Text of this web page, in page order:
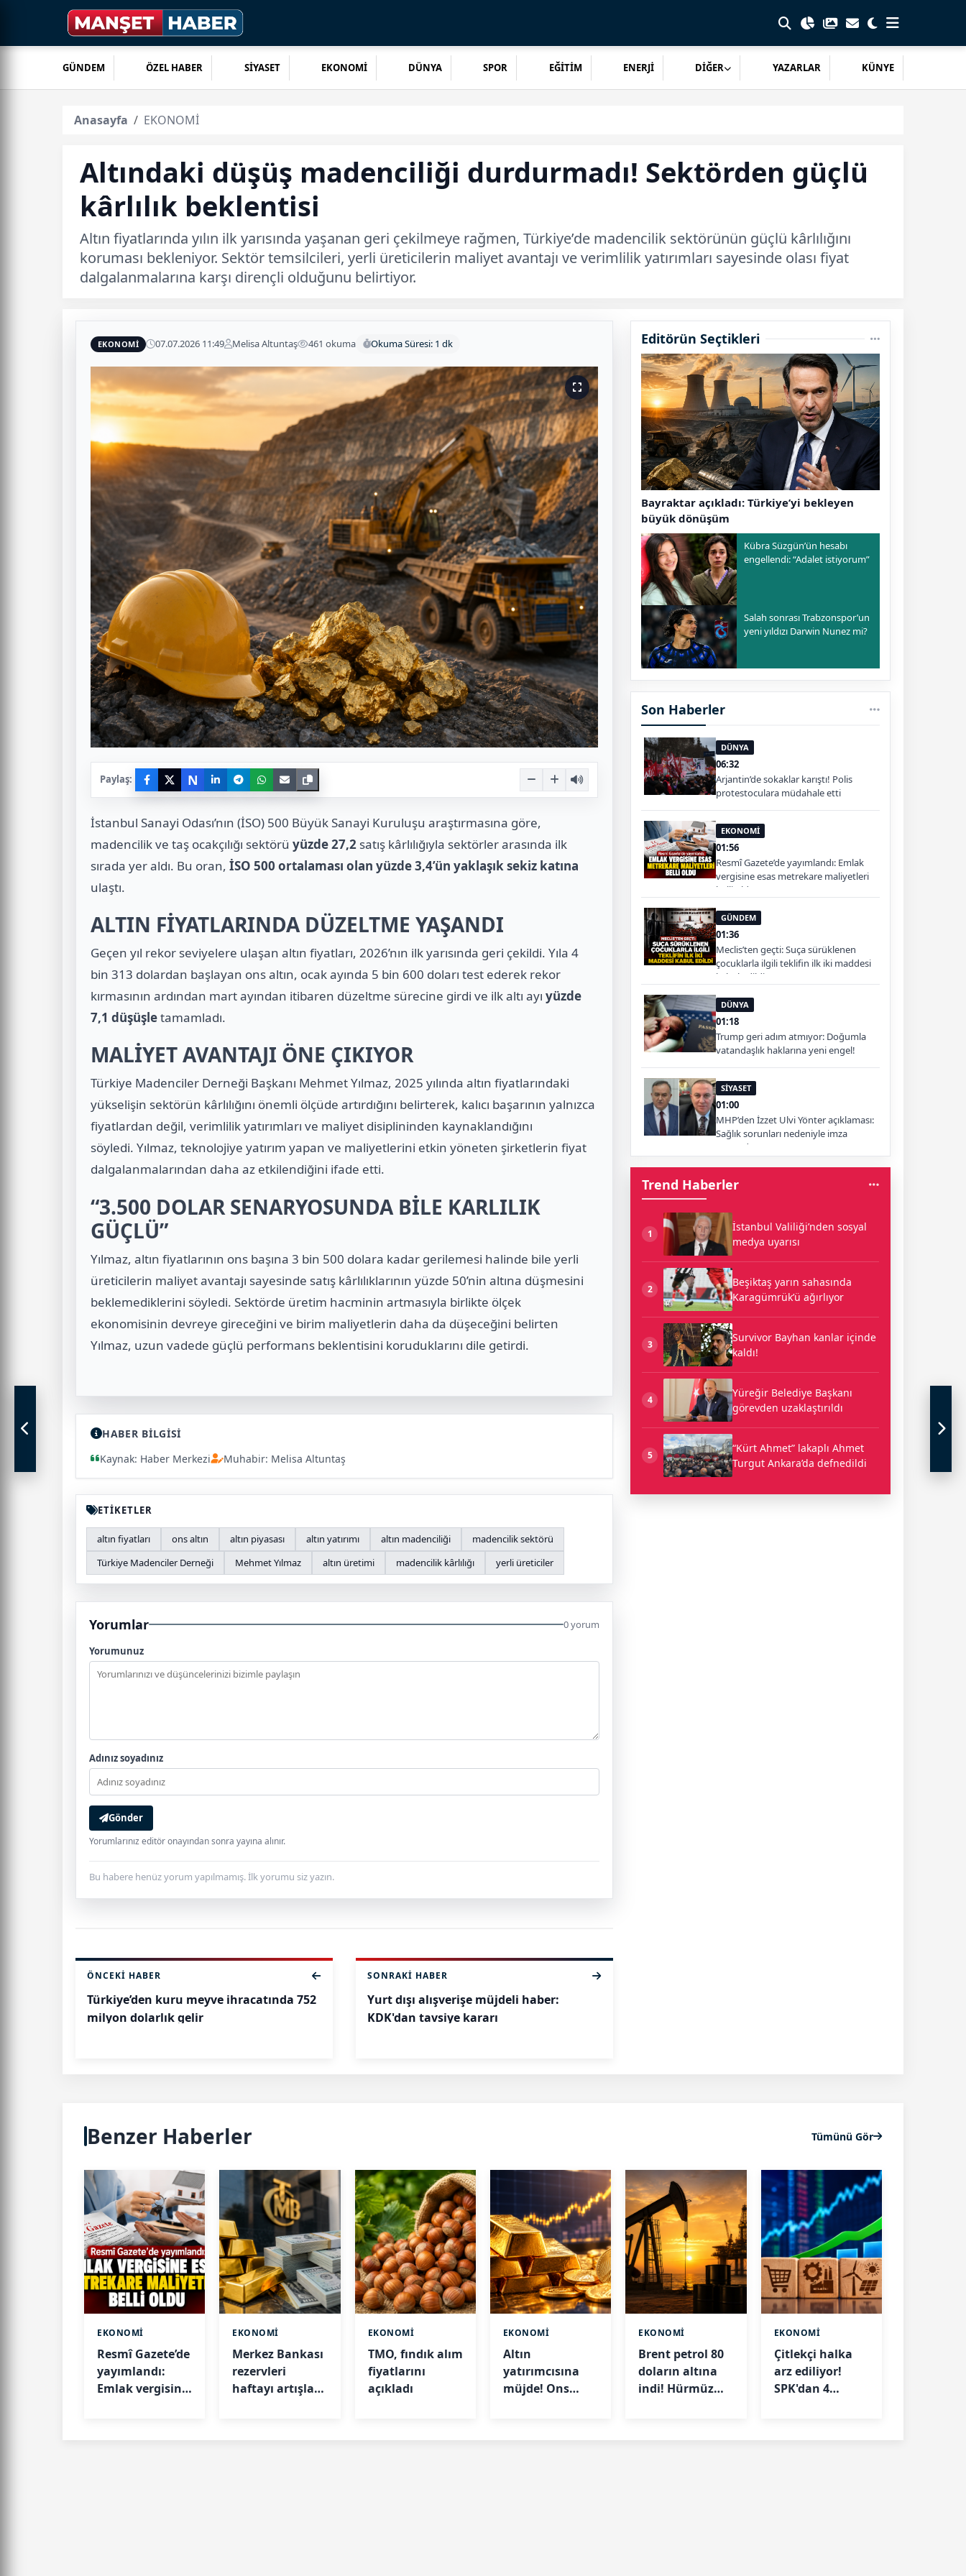
GÜNDEM ÖZEL HABER SİYASET EKONOMİ DÜNYA SPOR EĞİTİM ENERJİ DİĞER YAZARLAR KÜNYE
Anasayfa EKONOMİ
Altındaki düşüş madenciliği durdurmadı! Sektörden güçlü
kârlılık beklentisi
Altın fiyatlarında yılın ilk yarısında yaşanan geri çekilmeye rağmen, Türkiye’de madencilik sektörünün güçlü kârlılığını
koruması bekleniyor. Sektör temsilcileri, yerli üreticilerin maliyet avantajı ve verimlilik yatırımları sayesinde olası fiyat
dalgalanmalarına karşı dirençli olduğunu belirtiyor.
EKONOMİ 07.07.2026 11:49 Melisa Altuntaş 461 okuma Okuma Süresi: 1 dk
Paylaş: N
İstanbul Sanayi Odası’nın (İSO) 500 Büyük Sanayi Kuruluşu araştırmasına göre,
madencilik ve taş ocakçılığı sektörü yüzde 27,2 satış kârlılığıyla sektörler arasında ilk
sırada yer aldı. Bu oran, İSO 500 ortalaması olan yüzde 3,4’ün yaklaşık sekiz katına
ulaştı.
ALTIN FİYATLARINDA DÜZELTME YAŞANDI
Geçen yıl rekor seviyelere ulaşan altın fiyatları, 2026’nın ilk yarısında geri çekildi. Yıla 4
bin 313 dolardan başlayan ons altın, ocak ayında 5 bin 600 doları test ederek rekor
kırmasının ardından mart ayından itibaren düzeltme sürecine girdi ve ilk altı ayı yüzde
7,1 düşüşletamamladı.
MALİYET AVANTAJI ÖNE ÇIKIYOR
Türkiye Madenciler Derneği Başkanı Mehmet Yılmaz, 2025 yılında altın fiyatlarındaki
yükselişin sektörün kârlılığını önemli ölçüde artırdığını belirterek, kalıcı başarının yalnızca
fiyatlardan değil, verimlilik yatırımları ve maliyet disiplininden kaynaklandığını
söyledi. Yılmaz, teknolojiye yatırım yapan ve maliyetlerini etkin yöneten şirketlerin fiyat
dalgalanmalarından daha az etkilendiğini ifade etti.
“3.500 DOLAR SENARYOSUNDA BİLE KARLILIK
GÜÇLÜ”
Yılmaz, altın fiyatlarının ons başına 3 bin 500 dolara kadar gerilemesi halinde bile yerli
üreticilerin maliyet avantajı sayesinde satış kârlılıklarının yüzde 50’nin altına düşmesini
beklemediklerini söyledi. Sektörde üretim hacminin artmasıyla birlikte ölçek
ekonomisinin devreye gireceğini ve birim maliyetlerin daha da düşeceğini belirten
Yılmaz, uzun vadede güçlü performans beklentisini koruduklarını dile getirdi.
HABER BİLGİSİ
Kaynak: Haber Merkezi
Muhabir: Melisa Altuntaş
ETİKETLER
altın fiyatları ons altın altın piyasası altın yatırımı altın madenciliği
madencilik sektörü
Türkiye Madenciler Derneği
Mehmet Yılmaz altın üretimi madencilik kârlılığı yerli üreticiler
Yorumlar 0 yorum
Yorumunuz
Adınız soyadınız
Gönder
Yorumlarınız editör onayından sonra yayına alınır.
Bu habere henüz yorum yapılmamış. İlk yorumu siz yazın.
ÖNCEKI HABER
Türkiye’den kuru meyve ihracatında 752
milyon dolarlık gelir
SONRAKI HABER
Yurt dışı alışverişe müjdeli haber:
KDK'dan tavsiye kararı
Editörün Seçtikleri
Bayraktar açıkladı: Türkiye’yi bekleyen
büyük dönüşüm
Kübra Süzgün’ün hesabı
engellendi: “Adalet istiyorum”
Salah sonrası Trabzonspor’un
yeni yıldızı Darwin Nunez mi?
Son Haberler
DÜNYA
06:32
Arjantin’de sokaklar karıştı! Polis
protestoculara müdahale etti
EKONOMİ
01:56
Resmî Gazete’de yayımlandı: Emlak
vergisine esas metrekare maliyetleri
belli oldu
GÜNDEM
01:36
Meclis’ten geçti: Suça sürüklenen
çocuklarla ilgili teklifin ilk iki maddesi
kabul edildi
DÜNYA
01:18
Trump geri adım atmıyor: Doğumla
vatandaşlık haklarına yeni engel!
SİYASET
01:00
MHP’den İzzet Ulvi Yönter açıklaması:
Sağlık sorunları nedeniyle imza
atamadı
Trend Haberler
1
İstanbul Valiliği’nden sosyal
medya uyarısı
2
Beşiktaş yarın sahasında
Karagümrük’ü ağırlıyor
3
Survivor Bayhan kanlar içinde
kaldı!
4
Yüreğir Belediye Başkanı
görevden uzaklaştırıldı
5
“Kürt Ahmet” lakaplı Ahmet
Turgut Ankara’da defnedildi
Benzer Haberler Tümünü Gör
EKONOMİ
Resmî Gazete’de
yayımlandı:
Emlak vergisine
EKONOMİ
Merkez Bankası
rezervleri
haftayı artışla
EKONOMİ
TMO, fındık alım
fiyatlarını
açıkladı
EKONOMİ
Altın
yatırımcısına
müjde! Ons
EKONOMİ
Brent petrol 80
doların altına
indi! Hürmüz
EKONOMİ
Çitlekçi halka
arz ediliyor!
SPK'dan 4